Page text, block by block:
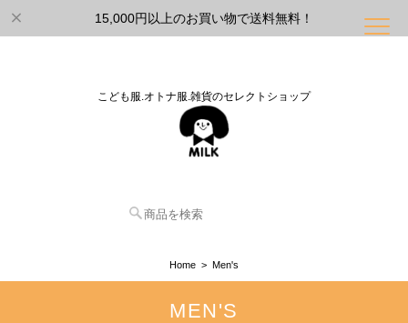
15,000円以上のお買い物で送料無料！
こども服.オトナ服.雑貨のセレクトショップ
Home Men's
MEN'S